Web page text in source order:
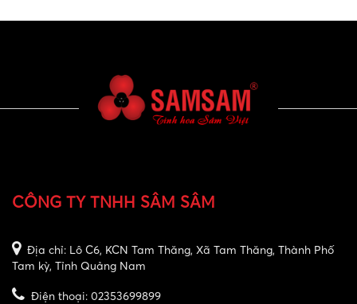
CÔNG TY TNHH SÂM SÂM
Địa chỉ: Lô C6, KCN Tam Thăng, Xã Tam Thăng, Thành Phố
Tam kỳ, Tỉnh Quảng Nam
Điện thoại: 02353699899